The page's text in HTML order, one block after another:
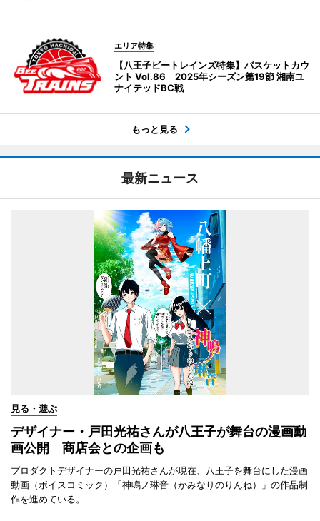
エリア特集
【八王子ビートレインズ特集】バスケットカウ
ント Vol.86 2025年シーズン第19節 湘南ユ
ナイテッドBC戦
もっと見る
最新ニュース
見る・遊ぶ
デザイナー・戸田光祐さんが八王子が舞台の漫画動
画公開 商店会との企画も
プロダクトデザイナーの戸田光祐さんが現在、八王子を舞台にした漫画
動画（ボイスコミック）「神鳴ノ琳音（かみなりのりんね）」の作品制
作を進めている。